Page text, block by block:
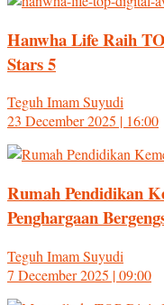
Hanwha Life Raih
Stars 5
Teguh Imam Suyudi
23 December 2025 | 16:00
Rumah Pendidikan
Penghargaan
Teguh Imam Suyudi
7 December 2025 | 09:00